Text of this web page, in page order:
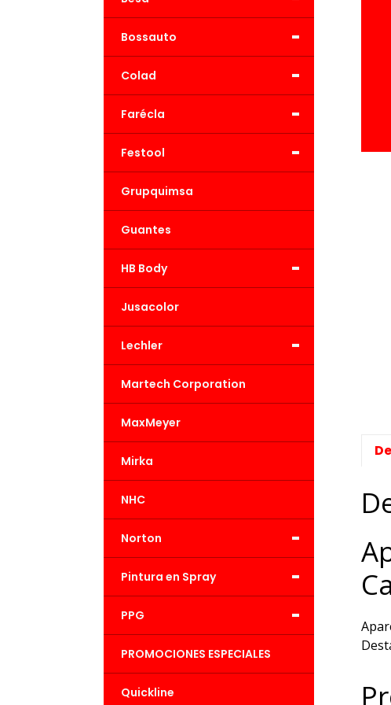
-
Bossauto
-
Colad
-
Farécla
-
Festool
Grupquimsa
Guantes
-
HB Body
Jusacolor
-
Lechler
Martech Corporation
MaxMeyer
Mirka
NHC
-
Norton
-
Pintura en Spray
-
PPG
PROMOCIONES ESPECIALES
Quickline